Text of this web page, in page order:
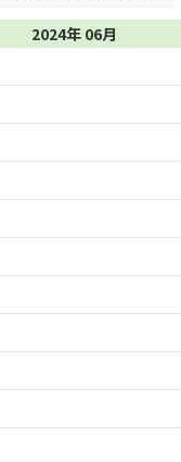
2024年 06月